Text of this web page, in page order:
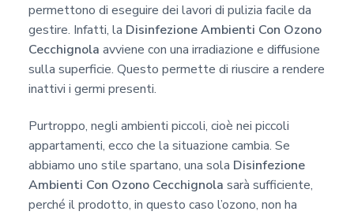
permettono di eseguire dei lavori di pulizia facile da
gestire. Infatti, la Disinfezione Ambienti Con Ozono
Cecchignola avviene con una irradiazione e diffusione
sulla superficie. Questo permette di riuscire a rendere
inattivi i germi presenti.
Purtroppo, negli ambienti piccoli, cioè nei piccoli
appartamenti, ecco che la situazione cambia. Se
abbiamo uno stile spartano, una sola Disinfezione
Ambienti Con Ozono Cecchignola sarà sufficiente,
perché il prodotto, in questo caso l’ozono, non ha